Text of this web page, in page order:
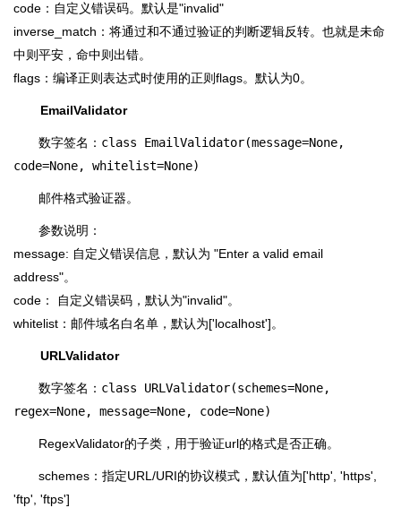
code：自定义错误码。默认是"invalid"
inverse_match：将通过和不通过验证的判断逻辑反转。也就是未命
中则平安，命中则出错。
flags：编译正则表达式时使用的正则flags。默认为0。
EmailValidator
数字签名： class EmailValidator(message=None,
code=None, whitelist=None)
邮件格式验证器。
参数说明：
message: 自定义错误信息，默认为 "Enter a valid email
address"。
code： 自定义错误码，默认为"invalid"。
whitelist：邮件域名白名单，默认为['localhost']。
URLValidator
数字签名： class URLValidator(schemes=None,
regex=None, message=None, code=None)
RegexValidator的子类，用于验证url的格式是否正确。
schemes：指定URL/URI的协议模式，默认值为['http', 'https',
'ftp', 'ftps']